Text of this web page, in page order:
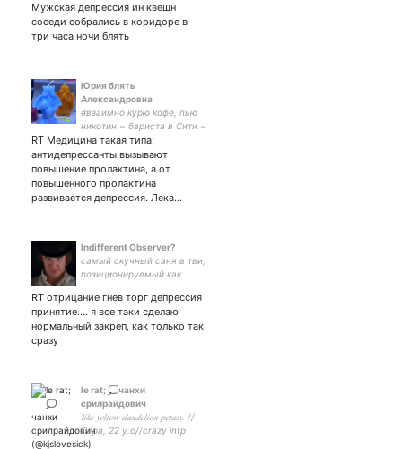
Мужская депрессия ин квешн
соседи собрались в коридоре в
три часа ночи блять
Юрия блять
Александровна
#взаимно курю кофе, пью
никотин ~ бариста в Сити ~
бомж 2ого поколения ~
обожаю жаб ~ deadoutside
RT Медицина такая типа:
антидепрессанты вызывают
повышение пролактина, а от
повышенного пролактина
развивается депрессия. Лека…
Indifferent Observer?
самый скучный саня в тви,
позиционируемый как
либерал/соц-дем †
глубокий старец в
бесконечно вечном † ее,
RT отрицание гнев торг депрессия
принятие.... я все таки сделаю
нормальный закреп, как только так
сразу
le rat; 💭чанхи
срилрайдович
𝑙𝑖𝑘𝑒 𝑦𝑒𝑙𝑙𝑜𝑤 𝑑𝑎𝑛𝑑𝑒𝑙𝑖𝑜𝑛 𝑝𝑒𝑡𝑎𝑙𝑠. //
Лера, 22 y.o//crazy intp
gemini//deobi🤝🏻engene// не